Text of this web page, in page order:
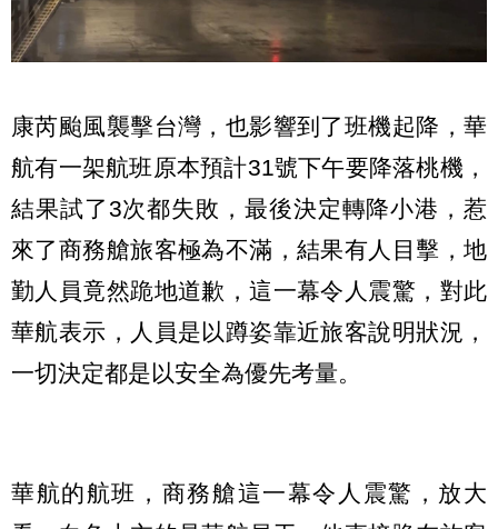
康芮颱風襲擊台灣，也影響到了班機起降，華
航有一架航班原本預計31號下午要降落桃機，
結果試了3次都失敗，最後決定轉降小港，惹
來了商務艙旅客極為不滿，結果有人目擊，地
勤人員竟然跪地道歉，這一幕令人震驚，對此
華航表示，人員是以蹲姿靠近旅客說明狀況，
一切決定都是以安全為優先考量。
華航的航班，商務艙這一幕令人震驚，放大